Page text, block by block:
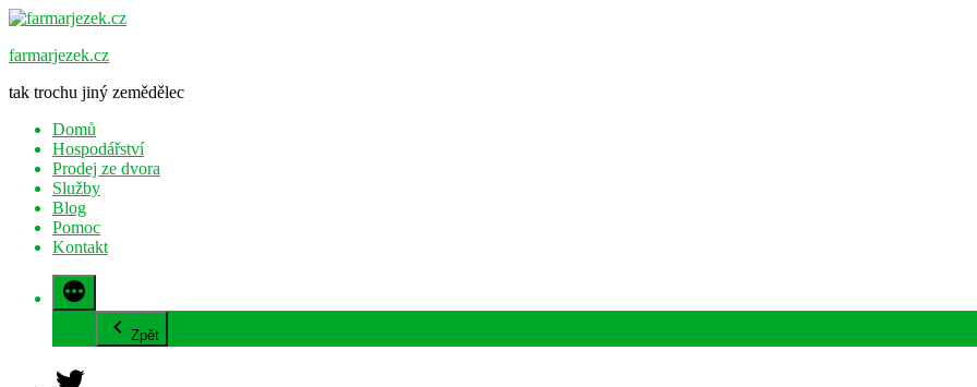
Přejít
obsahu
farmarjezek.cz
tak trochu jiný zemědělec
Domů
Hospodářství
Prodej ze dvora
Služby
Blog
Pomoc
Kontakt
Zpět
Twitter